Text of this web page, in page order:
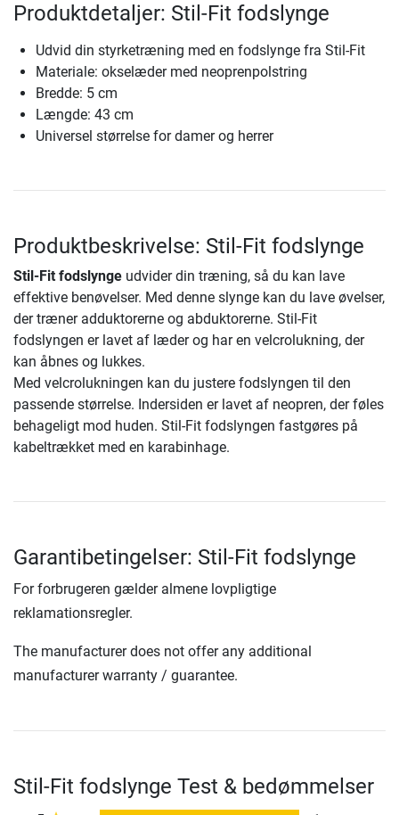
Produktdetaljer: Stil-Fit fodslynge
Udvid din styrketræning med en fodslynge fra Stil-Fit
Materiale: okselæder med neoprenpolstring
Bredde: 5 cm
Længde: 43 cm
Universel størrelse for damer og herrer
Produktbeskrivelse: Stil-Fit fodslynge
Stil-Fit fodslynge udvider din træning, så du kan lave
effektive benøvelser. Med denne slynge kan du lave øvelser,
der træner adduktorerne og abduktorerne. Stil-Fit
fodslyngen er lavet af læder og har en velcrolukning, der
kan åbnes og lukkes.
Med velcrolukningen kan du justere fodslyngen til den
passende størrelse. Indersiden er lavet af neopren, der føles
behageligt mod huden. Stil-Fit fodslyngen fastgøres på
kabeltrækket med en karabinhage.
Garantibetingelser: Stil-Fit fodslynge
For forbrugeren gælder almene lovpligtige
reklamationsregler.
The manufacturer does not offer any additional
manufacturer warranty / guarantee.
Stil-Fit fodslynge Test & bedømmelser